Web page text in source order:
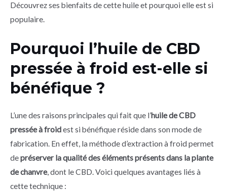
Découvrez ses bienfaits de cette huile et pourquoi elle est si
populaire.
Pourquoi l’huile de CBD
pressée à froid est-elle si
bénéfique ?
L’une des raisons principales qui fait que l’huile de CBD
pressée à froidest si bénéfique réside dans son mode de
fabrication. En effet, la méthode d’extraction à froid permet
depréserver la qualité des éléments présents dans la plante
de chanvre, dont le CBD. Voici quelques avantages liés à
cette technique :